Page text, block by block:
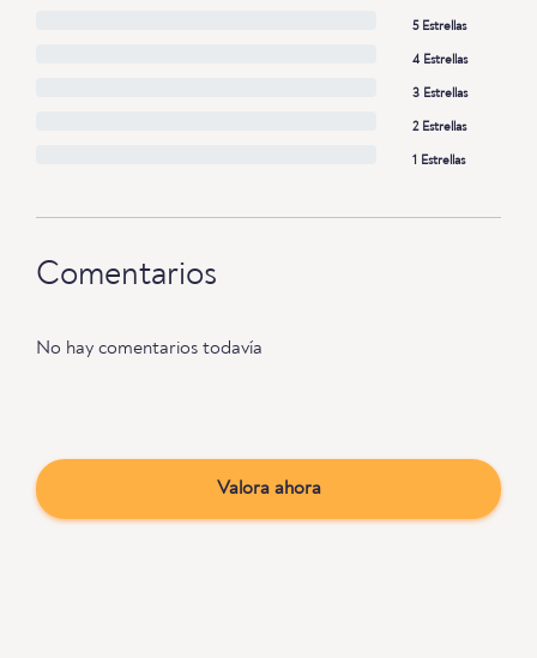
5 Estrellas
4 Estrellas
3 Estrellas
2 Estrellas
1 Estrellas
Comentarios
No hay comentarios todavía
Valora ahora